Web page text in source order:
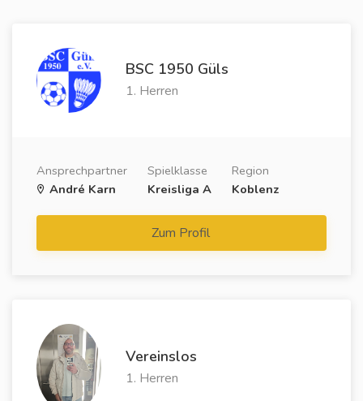
BSC 1950 Güls
1. Herren
Ansprechpartner
André Karn
Spielklasse
Kreisliga A
Region
Koblenz
Zum Profil
Vereinslos
1. Herren